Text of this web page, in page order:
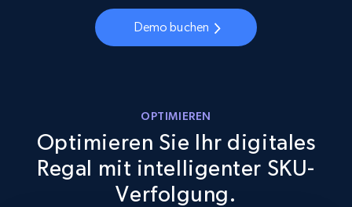
Walmart - products - Discover products by
5.6K+ 875+ Jetzt anfangen
Demo buchen
OPTIMIEREN
Optimieren Sie Ihr digitales
Regal mit intelligenter SKU-
Verfolgung.